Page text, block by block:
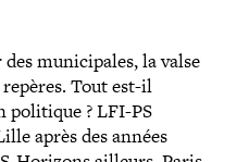
muni­ci­pales, la valse
Tout est-​il
politique ? LFI-​PS
après des années